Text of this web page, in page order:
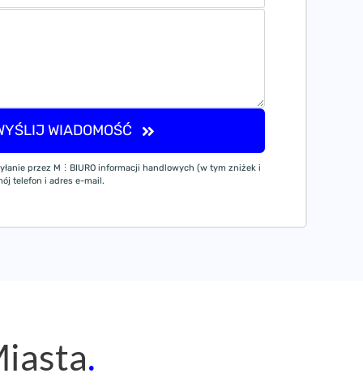
WIADOMOŚĆ
przez M⋮BIURO informacji handlowych (w tym zniżek i
telefon i adres e-mail.
.